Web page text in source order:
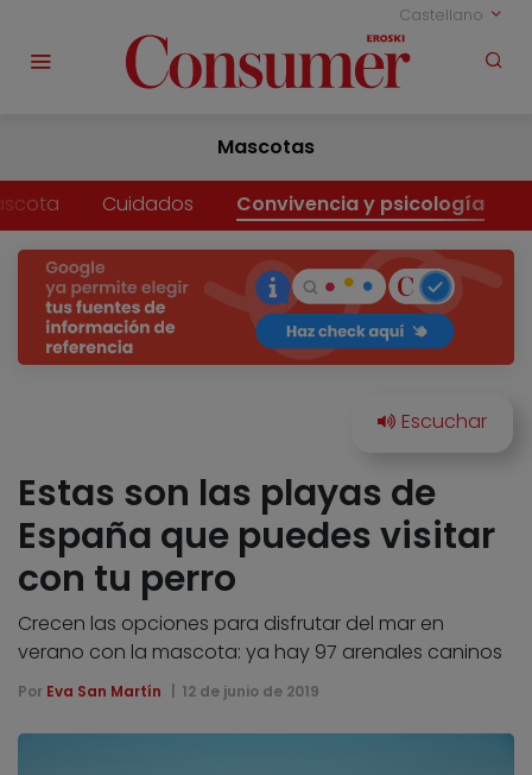
Castellano
Mascotas
Cuidados Convivencia y psicología
Estas son las playas de
España que puedes visitar
con tu perro
Crecen las opciones para disfrutar del mar en
verano con la mascota: ya hay 97 arenales caninos
Por Eva San Martín 12 de junio de 2019